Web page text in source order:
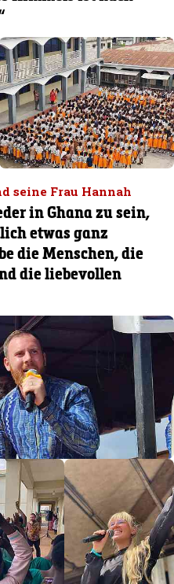
seine Frau Hannah
in Ghana zu sein,
etwas ganz
die Menschen, die
die liebevollen